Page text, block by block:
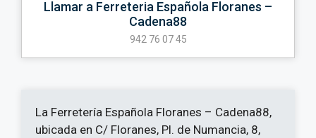
Llamar a Ferreteria Española Floranes –
Cadena88
942 76 07 45
La Ferretería Española Floranes – Cadena88,
ubicada en C/ Floranes, Pl. de Numancia, 8,